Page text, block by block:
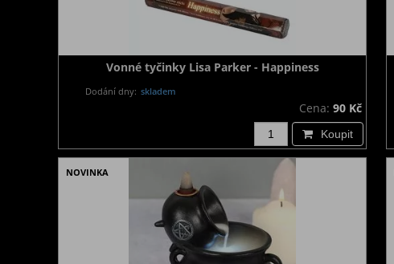
Vonné tyčinky Lisa Parker - Happiness
Dodání dny: skladem
Cena: 90 Kč
Koupit
NOVINKA